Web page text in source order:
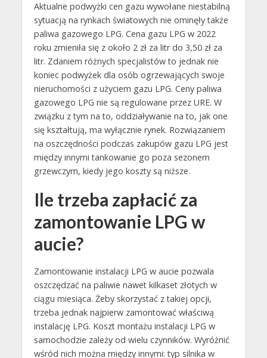
Aktualne podwyżki cen gazu wywołane niestabilną
sytuacją na rynkach światowych nie ominęły także
paliwa gazowego LPG. Cena gazu LPG w 2022
roku zmieniła się z około 2 zł za litr do 3,50 zł za
litr. Zdaniem różnych specjalistów to jednak nie
koniec podwyżek dla osób ogrzewających swoje
nieruchomości z użyciem gazu LPG. Ceny paliwa
gazowego LPG nie są regulowane przez URE. W
związku z tym na to, oddziaływanie na to, jak one
się kształtują, ma wyłącznie rynek. Rozwiązaniem
na oszczędności podczas zakupów gazu LPG jest
między innymi tankowanie go poza sezonem
grzewczym, kiedy jego koszty są niższe.
Ile trzeba zapłacić za
zamontowanie LPG w
aucie?
Zamontowanie instalacji LPG w aucie pozwala
oszczędzać na paliwie nawet kilkaset złotych w
ciągu miesiąca. Żeby skorzystać z takiej opcji,
trzeba jednak najpierw zamontować właściwą
instalację LPG. Koszt montażu instalacji LPG w
samochodzie zależy od wielu czynników. Wyróżnić
wśród nich można między innymi: typ silnika w